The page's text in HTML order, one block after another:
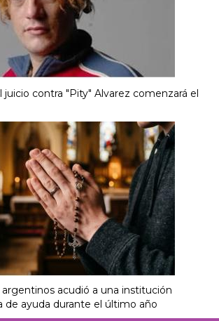
juicio contra "Pity" Alvarez comenzará el
acudió a una institución
de ayuda durante el último año